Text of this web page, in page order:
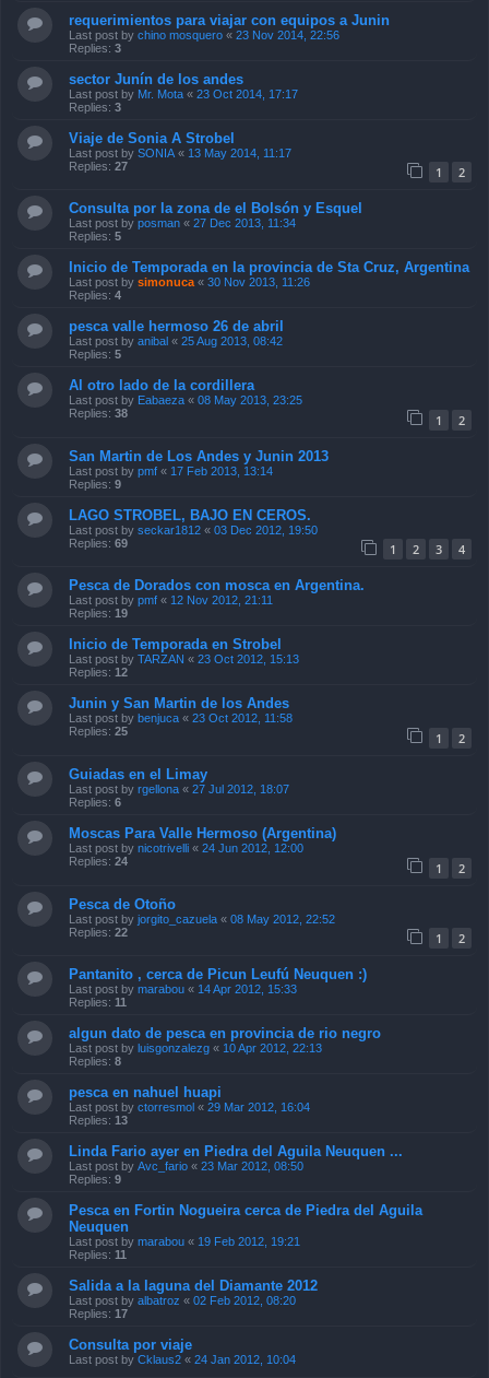
requerimientos para viajar con equipos a Junin
Last post by chino mosquero « 23 Nov 2014, 22:56
Replies: 3
sector Junín de los andes
Last post by Mr. Mota « 23 Oct 2014, 17:17
Replies: 3
Viaje de Sonia A Strobel
Last post by SONIA « 13 May 2014, 11:17
Replies: 27 1 2
Consulta por la zona de el Bolsón y Esquel
Last post by posman « 27 Dec 2013, 11:34
Replies: 5
Inicio de Temporada en la provincia de Sta Cruz, Argentina
Last post by simonuca « 30 Nov 2013, 11:26
Replies: 4
pesca valle hermoso 26 de abril
Last post by anibal « 25 Aug 2013, 08:42
Replies: 5
Al otro lado de la cordillera
Last post by Eabaeza « 08 May 2013, 23:25
Replies: 38 1 2
San Martin de Los Andes y Junin 2013
Last post by pmf « 17 Feb 2013, 13:14
Replies: 9
LAGO STROBEL, BAJO EN CEROS.
Last post by seckar1812 « 03 Dec 2012, 19:50
Replies: 69 1 2 3 4
Pesca de Dorados con mosca en Argentina.
Last post by pmf « 12 Nov 2012, 21:11
Replies: 19
Inicio de Temporada en Strobel
Last post by TARZAN « 23 Oct 2012, 15:13
Replies: 12
Junin y San Martin de los Andes
Last post by benjuca « 23 Oct 2012, 11:58
Replies: 25 1 2
Guiadas en el Limay
Last post by rgellona « 27 Jul 2012, 18:07
Replies: 6
Moscas Para Valle Hermoso (Argentina)
Last post by nicotrivelli « 24 Jun 2012, 12:00
Replies: 24 1 2
Pesca de Otoño
Last post by jorgito_cazuela « 08 May 2012, 22:52
Replies: 22 1 2
Pantanito , cerca de Picun Leufú Neuquen :)
Last post by marabou « 14 Apr 2012, 15:33
Replies: 11
algun dato de pesca en provincia de rio negro
Last post by luisgonzalezg « 10 Apr 2012, 22:13
Replies: 8
pesca en nahuel huapi
Last post by ctorresmol « 29 Mar 2012, 16:04
Replies: 13
Linda Fario ayer en Piedra del Aguila Neuquen ...
Last post by Avc_fario « 23 Mar 2012, 08:50
Replies: 9
Pesca en Fortin Nogueira cerca de Piedra del Aguila
Neuquen
Last post by marabou « 19 Feb 2012, 19:21
Replies: 11
Salida a la laguna del Diamante 2012
Last post by albatroz « 02 Feb 2012, 08:20
Replies: 17
Consulta por viaje
Last post by Cklaus2 « 24 Jan 2012, 10:04